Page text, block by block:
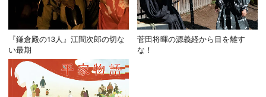
『鎌倉殿の13人』江間次郎の切な
い最期
菅田将暉の源義経から目を離す
な！